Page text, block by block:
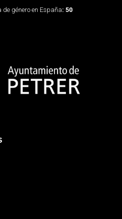
género en España: 50